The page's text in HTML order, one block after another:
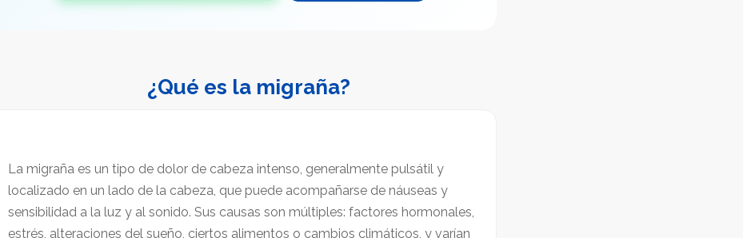
¿Qué es la migraña?
La migraña es un tipo de dolor de cabeza intenso, generalmente pulsátil y
localizado en un lado de la cabeza, que puede acompañarse de náuseas y
sensibilidad a la luz y al sonido. Sus causas son múltiples: factores hormonales,
estrés, alteraciones del sueño, ciertos alimentos o cambios climáticos, y varían